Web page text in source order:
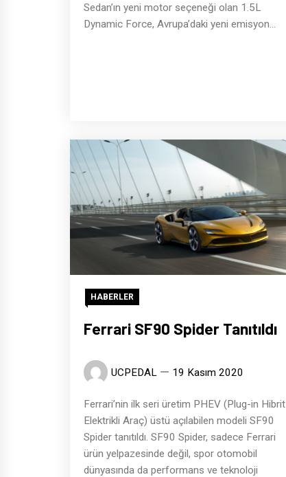
Sedan’ın yeni motor seçeneği olan 1.5L
Dynamic Force, Avrupa’daki yeni emisyon...
HABERLER
Ferrari SF90 Spider Tanıtıldı
UCPEDAL 19 Kasım 2020
Ferrari’nin ilk seri üretim PHEV (Plug-in Hibrit
Elektrikli Araç) üstü açılabilen modeli SF90
Spider tanıtıldı. SF90 Spider, sadece Ferrari
ürün yelpazesinde değil, spor otomobil
dünyasında da performans ve teknoloji